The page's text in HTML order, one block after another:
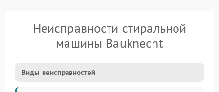
Неисправности стиральной
машины Bauknecht
Виды неисправностей